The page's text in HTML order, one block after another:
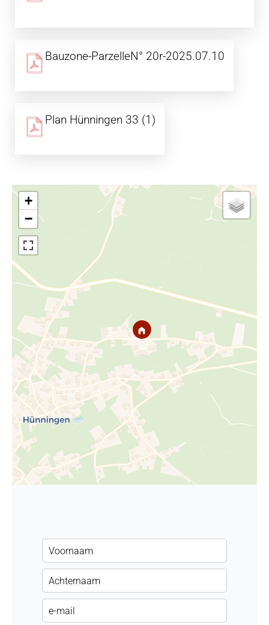
Bauzone-ParzelleN° 20r-2025.07.10
Plan Hünningen 33 (1)
+
−